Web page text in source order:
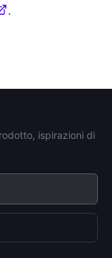
.
ispirazioni di